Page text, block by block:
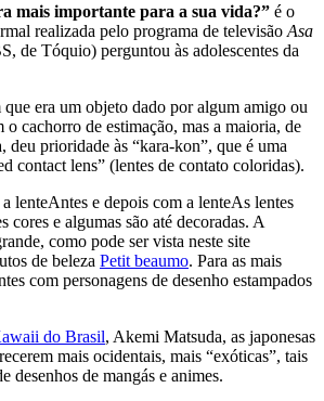
mais importante para a sua vida?” é o
realizada pelo programa de televisão Asa
de Tóquio) perguntou às adolescentes da
era um objeto dado por algum amigo ou
o cachorro de estimação, mas a maioria, de
deu prioridade às “kara-kon”, que é uma
contact lens” (lentes de contato coloridas).
Antes e depois com a lenteAs lentes
cores e algumas são até decoradas. A
como pode ser vista neste site
de beleza Petit beaumo. Para as mais
com personagens de desenho estampados
do Brasil, Akemi Matsuda, as japonesas
mais ocidentais, mais “exóticas”, tais
desenhos de mangás e animes.